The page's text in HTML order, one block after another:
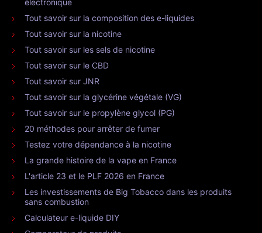
électronique
Tout savoir sur la composition des e-liquides
Tout savoir sur la nicotine
Tout savoir sur les sels de nicotine
Tout savoir sur le CBD
Tout savoir sur JNR
Tout savoir sur la glycérine végétale (VG)
Tout savoir sur le propylène glycol (PG)
20 méthodes pour arrêter de fumer
Testez votre dépendance à la nicotine
La grande histoire de la vape en France
L'article 23 et le PLF 2026 en France
Les investissements de Big Tobacco dans les produits
sans combustion
Calculateur e-liquide DIY